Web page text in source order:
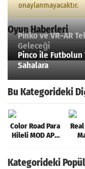
onaylanmayacaktır.
Oyun Haberleri
Pinko ve VR–AR
Geleceği
Pinco ile
Sahalara
Bu Kategorideki
Color Road Para
Hileli MOD APK
Kategorideki